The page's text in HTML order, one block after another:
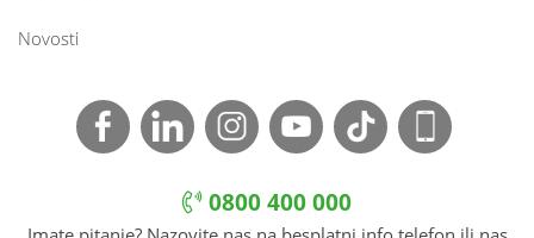
Novosti
0800 400 000